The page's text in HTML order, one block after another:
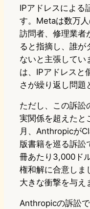
IPアドレスによる
す。Metaは数万人
訪問者、修理業者
ると指摘し、誰が
ないと主張して
は、IPアドレスと
さが繰り返し問題
ただし、この訴訟
実関係を超えたと
月、Anthropicが
版書籍を巡る訴訟
冊あたり3,000ド
権和解に合意しま
大きな衝撃を与え
Anthropicの訴訟